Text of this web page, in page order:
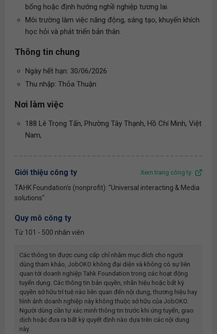
bổng hoặc định hướng nghề nghiệp tương lai.
Môi trường làm việc năng động, sáng tạo, khuyến khích
học hỏi và phát triển bản thân.
Thông tin chung
Ngày hết hạn: 30/06/2026
Thu nhập: Thỏa Thuận
Nơi làm việc
188 Lê Trọng Tấn, Phường Tây Thạnh, Hồ Chí Minh, Việt
Nam,
Giới thiệu công ty Xem trang công ty
TAHK Foundation's (nonprofit): "Universal interacting & Media
solutions"
Quy mô công ty
Từ 101 - 500 nhân viên
Các thông tin được cung cấp chỉ nhằm mục đích cho người
dùng tham khảo, JobOKO không đại diện và không có sự liên
quan tới doanh nghiệp Tahk Foundation trong các hoạt động
tuyển dụng. Các thông tin bản quyền, nhãn hiệu hoặc bất kỳ
quyền sở hữu trí tuệ nào liên quan đến nội dung, thương hiệu hay
hình ảnh doanh nghiệp này không thuộc sở hữu của JobOKO.
Người dùng cần tự xác minh thông tin trước khi ứng tuyển, giao
dịch hoặc đưa ra bất kỳ quyết định nào dựa trên các nội dung
này.